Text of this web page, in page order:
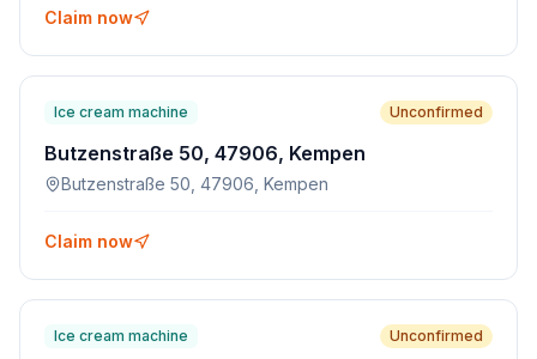
Claim now
Ice cream machine Unconfirmed
Butzenstraße 50, 47906, Kempen
Butzenstraße 50, 47906, Kempen
Claim now
Ice cream machine Unconfirmed